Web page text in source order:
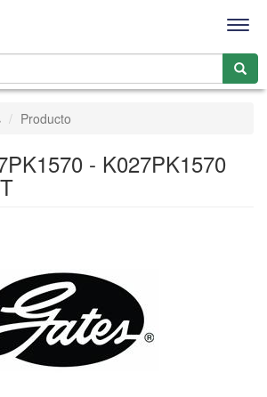
Producto
- K027PK1570